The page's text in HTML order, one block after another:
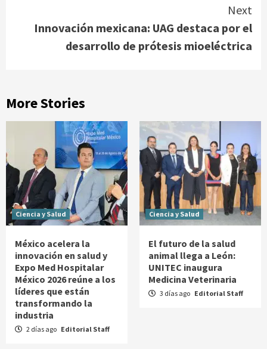
Next
Innovación mexicana: UAG destaca por el
desarrollo de prótesis mioeléctrica
More Stories
Ciencia y Salud
México acelera la
innovación en salud y
Expo Med Hospitalar
México 2026 reúne a los
líderes que están
transformando la
industria
2 días ago Editorial Staff
Ciencia y Salud
El futuro de la salud
animal llega a León:
UNITEC inaugura
Medicina Veterinaria
3 días ago Editorial Staff